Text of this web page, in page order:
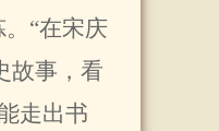
“在宋庆
故事，看
走出书